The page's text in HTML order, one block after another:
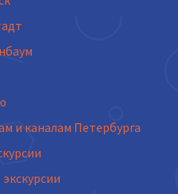
и каналам Петербурга